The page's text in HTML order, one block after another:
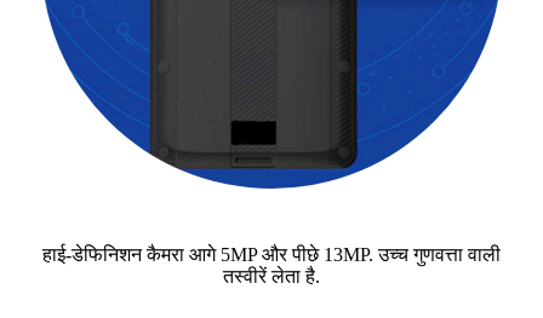
हाई-डेफिनिशन कैमरा आगे 5MP और पीछे 13MP. उच्च गुणवत्ता वाली
तस्वीरें लेता है.